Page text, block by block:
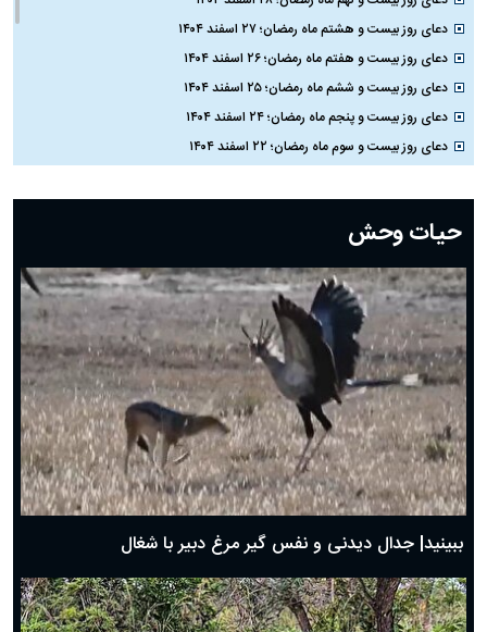
دعای روز بیست و هشتم ماه رمضان؛ ۲۷ اسفند ۱۴۰۴
دعای روز بیست و هفتم ماه رمضان؛ ۲۶ اسفند ۱۴۰۴
دعای روز بیست و ششم ماه رمضان؛ ۲۵ اسفند ۱۴۰۴
دعای روز بیست و پنجم ماه رمضان؛ ۲۴ اسفند ۱۴۰۴
دعای روز بیست و سوم ماه رمضان؛ ۲۲ اسفند ۱۴۰۴
دعای روز بیستم ماه رمضان؛ ۱۹ اسفند ۱۴۰۴
دعای روز هشتم ماه مبارک رمضان؛ ۷ اسفند ماه ۱۴۰۴
دعای روز هفتم ماه رمضان؛ ۶ اسفند ۱۴۰۴
دعای روز ششم ماه رمضان؛ ۵ اسفند ۱۴۰۴
دعای روز پنجم ماه رمضان؛ ۴ اسفند ۱۴۰۴
دعای روز چهارم ماه مبارک رمضان؛ ۳ اسفند ۱۴۰۴
دعای روز سوم ماه مبارک رمضان؛ ۱۴ اسفند ۱۴۰۴
دعای روز دوم ماه مبارک رمضان ۱ اسفند ماه ۱۴۰۴
دعای روز اول ماه مبارک رمضان، ۳۰ بهمن ۱۴۰۴
حضرت زینب(س) چگونه از دنیا رفت؟
بهترین پیامک تبریک روز پدر ۱۴۰۴؛ جملات زیبا و صمیمانه
حیات وحش
ببینید| جدال دیدنی و نفس گیر مرغ دبیر با شغال